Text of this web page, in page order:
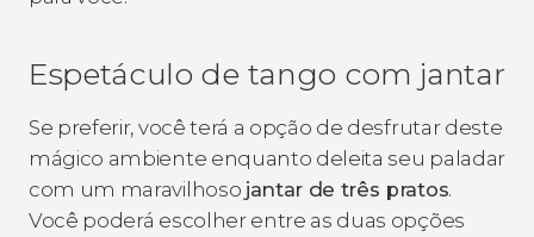
Espetáculo de tango com jantar
Se preferir, você terá a opção de desfrutar deste
mágico ambiente enquanto deleita seu paladar
com um maravilhoso jantar de três pratos.
Você poderá escolher entre as duas opções